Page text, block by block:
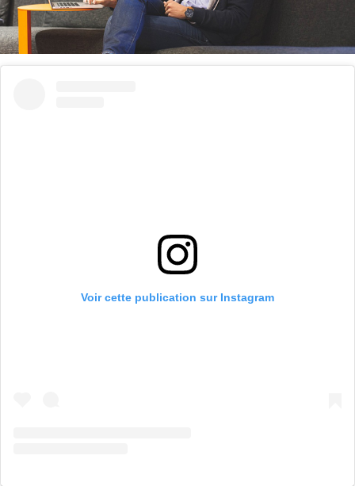
Voir cette publication sur Instagram